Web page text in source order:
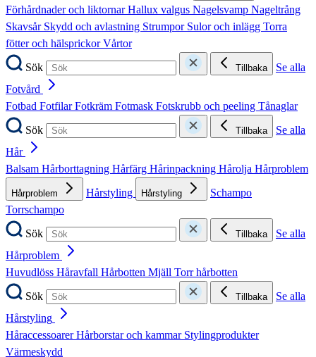
Förhårdnader och liktornarHallux valgus Nagelsvamp Nageltrång
Skavsår Skydd och avlastning Strumpor Sulor och inlägg Torra
fötter och hälsprickorVårtor
Sök
Tillbaka
Se alla
Fotvård
Fotbad FotfilarFotkräm Fotmask Fotskrubb och peeling Tånaglar
Sök
Tillbaka
Se alla
Hår
Balsam Hårborttagning Hårfärg Hårinpackning Hårolja Hårproblem
Hårproblem Hårstyling Hårstyling
Schampo
Torrschampo
Sök
Tillbaka
Se alla
Hårproblem
Huvudlöss Håravfall Hårbotten Mjäll Torr hårbotten
Sök
Tillbaka
Se alla
Hårstyling
HåraccessoarerHårborstar och kammar Stylingprodukter
Värmeskydd